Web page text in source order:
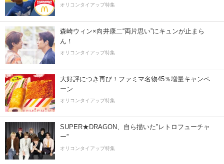
オリコンタイアップ特集
森崎ウィン×向井康二“両片思い”にキュンが止まら
ん！
オリコンタイアップ特集
大好評につき再び！ファミマ名物45％増量キャンペ
ーン
オリコンタイアップ特集
SUPER★DRAGON、自ら描いた”レトロフューチャ
ー”
オリコンタイアップ特集